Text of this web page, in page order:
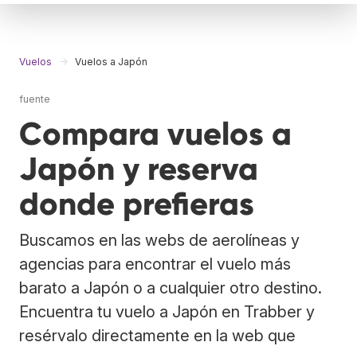
Vuelos Vuelos a Japón
fuente
Compara vuelos a
Japón y reserva
donde prefieras
Buscamos en las webs de aerolíneas y
agencias para encontrar el vuelo más
barato a Japón o a cualquier otro destino.
Encuentra tu vuelo a Japón en Trabber y
resérvalo directamente en la web que